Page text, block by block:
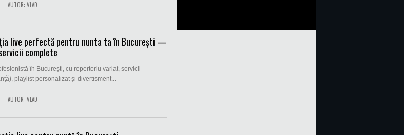
AUTOR: VLAD
live perfectă pentru nunta ta în București —
complete
în București, cu repertoriu variat, servicii
playlist personalizat și divertisment...
AUTOR: VLAD